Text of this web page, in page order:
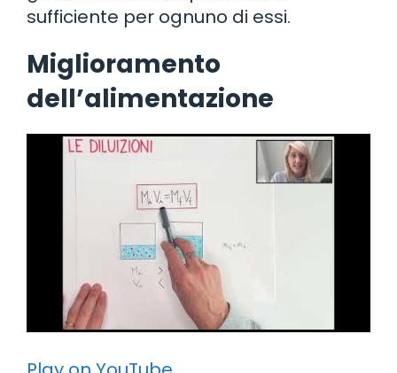
sufficiente per ognuno di essi.
Miglioramento
dell’alimentazione